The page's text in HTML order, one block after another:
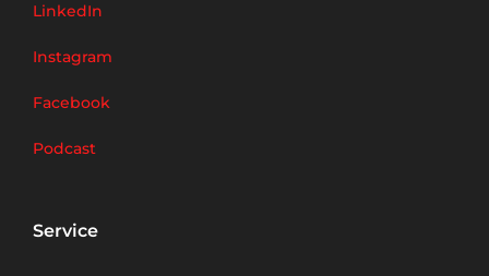
LinkedIn
Instagram
Facebook
Podcast
Service